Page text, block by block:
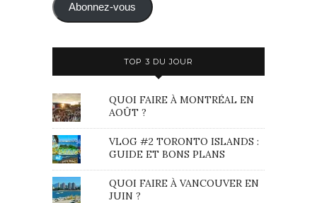
mail Abonnez-vous
TOP 3 DU JOUR
QUOI FAIRE À MONTRÉAL EN
AOÛT ?
VLOG #2 TORONTO ISLANDS :
GUIDE ET BONS PLANS
QUOI FAIRE À VANCOUVER EN
JUIN ?